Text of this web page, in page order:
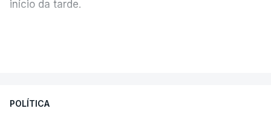
início da tarde.
POLÍTICA